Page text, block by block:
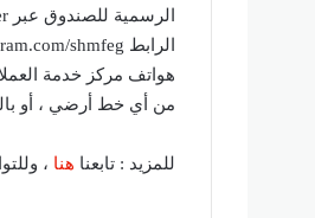
من أي خط أرضي ، أو
للمزيد : تابعنا هنا ،